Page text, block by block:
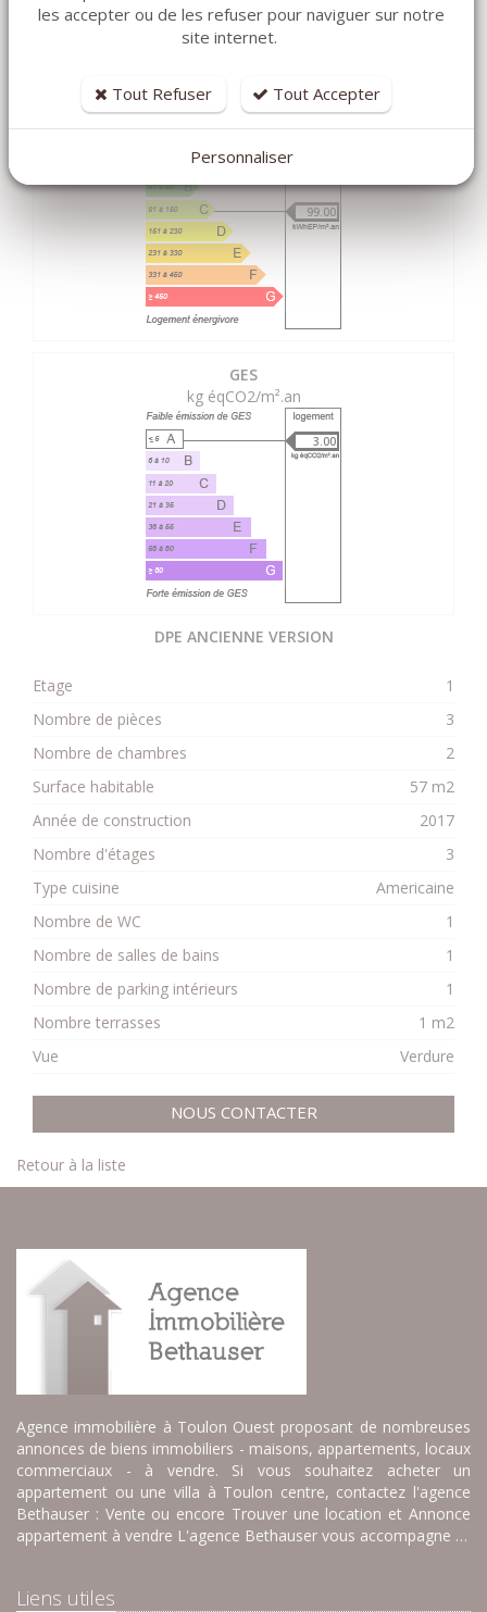
MASQUER LES CARACTÉRISTIQUES DPE / GES
DPE
99.00
GES
kg éqCO2/m².an
3.00
DPE ANCIENNE VERSION
Etage
1
Nombre de pièces
3
Nombre de chambres
2
Surface habitable
57 m2
Année de construction
2017
Nombre d'étages
3
Type cuisine
Americaine
Nombre de WC
1
Nombre de salles de bains
1
Nombre de parking intérieurs
1
Nombre terrasses
1 m2
Vue
Verdure
NOUS CONTACTER
Retour à la liste
Agence immobilière à Toulon Ouest proposant de nombreuses
annonces de biens immobiliers - maisons, appartements, locaux
commerciaux - à vendre. Si vous souhaitez acheter un
appartement ou une villa à Toulon centre, contactez l'agence
Bethauser : Vente ou encore Trouver une location et Annonce
appartement à vendre L'agence Bethauser vous accompagne …
Liens utiles
les accepter ou de les refuser pour naviguer sur notre
site internet.
Tout Refuser Tout Accepter
Personnaliser